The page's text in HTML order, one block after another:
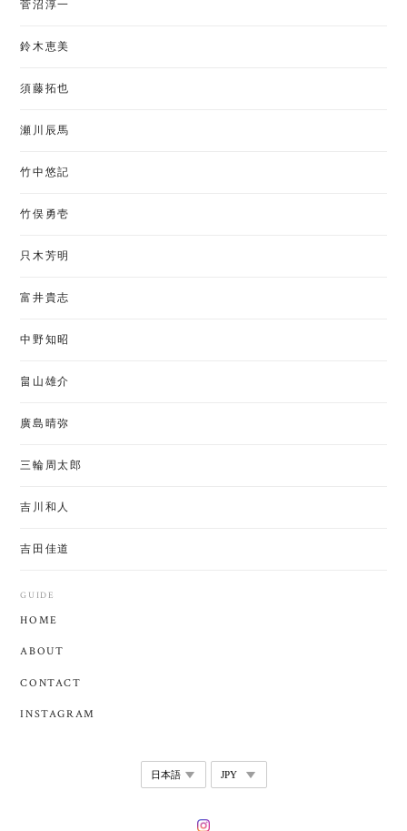
菅沼淳一
鈴木恵美
須藤拓也
瀬川辰馬
竹中悠記
竹俣勇壱
只木芳明
富井貴志
中野知昭
畠山雄介
廣島晴弥
三輪周太郎
吉川和人
吉田佳道
GUIDE
HOME
ABOUT
CONTACT
INSTAGRAM